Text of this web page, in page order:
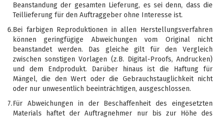
Beanstandung der gesamten Lieferung, es sei denn, dass die
Teillieferung für den Auftraggeber ohne Interesse ist.
6.Bei farbigen Reproduktionen in allen Herstellungsverfahren
können geringfügige Abweichungen vom Original nicht
beanstandet werden. Das gleiche gilt für den Vergleich
zwischen sonstigen Vorlagen (z.B. Digital-Proofs, Andrucken)
und dem Endprodukt. Darüber hinaus ist die Haftung für
Mängel, die den Wert oder die Gebrauchstauglichkeit nicht
oder nur unwesentlich beeinträchtigen, ausgeschlossen.
7.Für Abweichungen in der Beschaffenheit des eingesetzten
Materials haftet der Auftragnehmer nur bis zur Höhe des